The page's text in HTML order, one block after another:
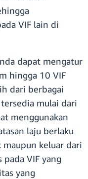
VIF lain di
dapat mengatur
hingga 10 VIF
dari berbagai
mulai dari
menggunakan
laju berlaku
maupun keluar dari
pada VIF yang
yang